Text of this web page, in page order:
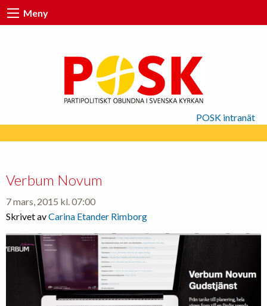
Meny
POSK intranät
Verbum Novum
7 mars, 2015 kl. 07:00
Skrivet avCarina Etander Rimborg